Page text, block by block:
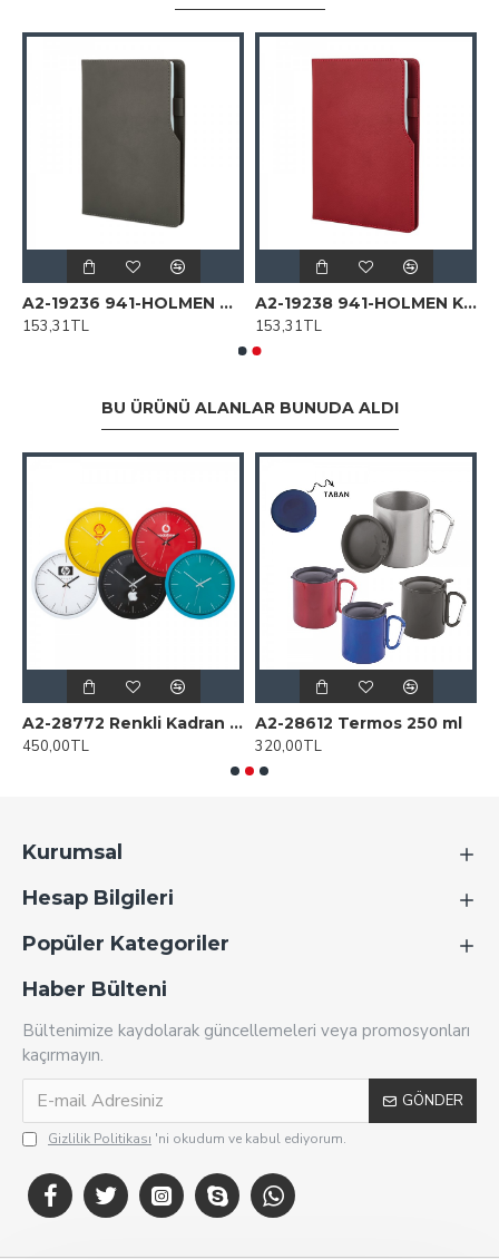
A2-19236 941-HOLMEN Gri-Mat Termo Deri̇ Defter (Holmen Kitap Kağıdı)
153,31TL
A2-19238 941-HOLMEN Kırmızı Termo Deri̇ Defter (Holmen Kitap Kağıdı)
153,31TL
BU ÜRÜNÜ ALANLAR BUNUDA ALDI
A2-28772 Renkli Kadran Plastik Duvar Saati
450,00TL
A2-28612 Termos 250 ml
320,00TL
Kurumsal
Hesap Bilgileri
Popüler Kategoriler
Haber Bülteni
Bültenimize kaydolarak güncellemeleri veya promosyonları
kaçırmayın.
GÖNDER
Gizlilik Politikası 'ni okudum ve kabul ediyorum.